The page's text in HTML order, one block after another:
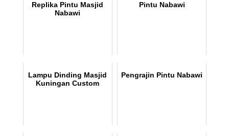
Replika Pintu Masjid
Nabawi
Pintu Nabawi
Lampu Dinding Masjid
Kuningan Custom
Pengrajin Pintu Nabawi